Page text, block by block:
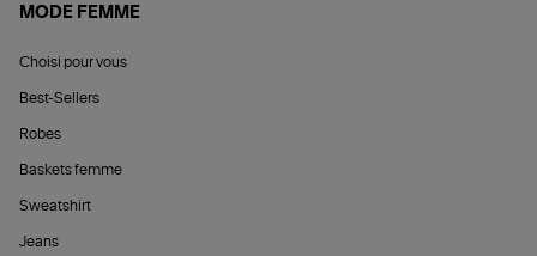
MODE FEMME
Choisi pour vous
Best-Sellers
Robes
Baskets femme
Sweatshirt
Jeans